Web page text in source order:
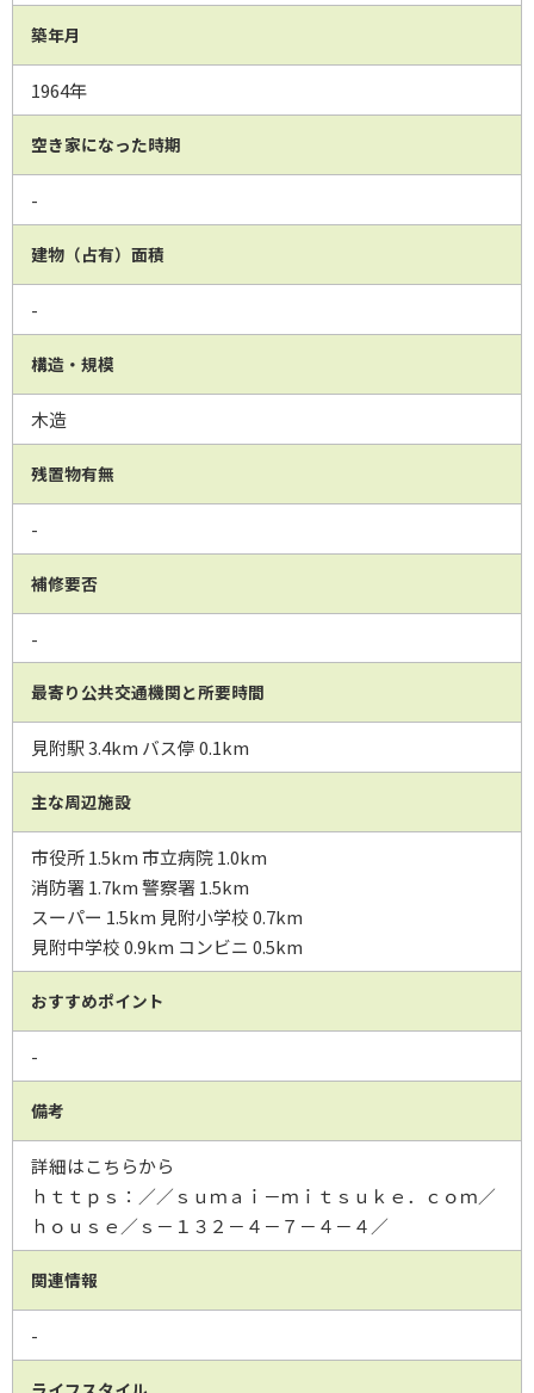
築年月
1964年
空き家になった時期
-
建物（占有）面積
-
構造・規模
木造
残置物有無
-
補修要否
-
最寄り公共交通機関と所要時間
見附駅 3.4km バス停 0.1km
主な周辺施設
市役所 1.5km 市立病院 1.0km
消防署 1.7km 警察署 1.5km
スーパー 1.5km 見附小学校 0.7km
見附中学校 0.9km コンビニ 0.5km
おすすめポイント
-
備考
詳細はこちらから
ｈｔｔｐｓ：／／ｓｕｍａｉ－ｍｉｔｓｕｋｅ．ｃｏｍ／
ｈｏｕｓｅ／ｓ－１３２－４－７－４－４／
関連情報
-